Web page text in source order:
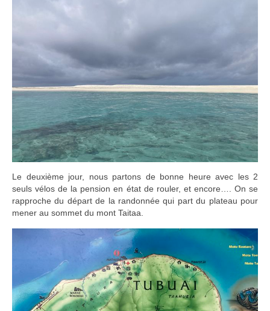
Le deuxième jour, nous partons de bonne heure avec les 2
seuls vélos de la pension en état de rouler, et encore…. On se
rapproche du départ de la randonnée qui part du plateau pour
mener au sommet du mont Taitaa.